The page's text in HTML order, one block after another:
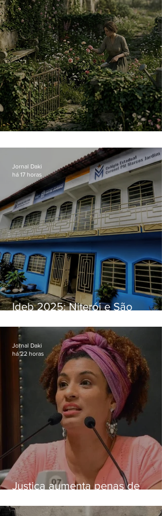
Ideb 2025: Niterói e São
distintos no ensino médio; veja
Jornal Daki
há 17 horas
Justiça aumenta penas de
pelo assassinato de Marielle
Jornal Daki
há 22 horas